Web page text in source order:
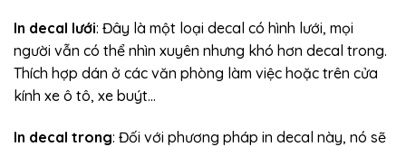
In decal lưới: Đây là một loại decal có hình lưới, mọi
người vẫn có thể nhìn xuyên nhưng khó hơn decal trong.
Thích hợp dán ở các văn phòng làm việc hoặc trên cửa
kính xe ô tô, xe buýt…
In decal trong: Đối với phương pháp in decal này, nó sẽ